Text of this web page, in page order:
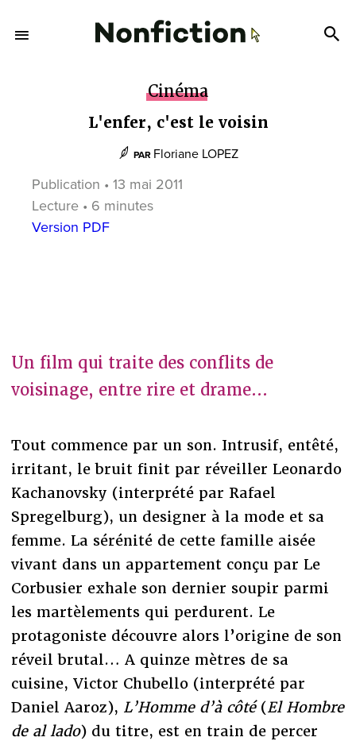
Cinéma
L'enfer, c'est le voisin
PAR Floriane LOPEZ
Publication • 13 mai 2011
Lecture • 6 minutes
Version PDF
Un film qui traite des conflits de
voisinage, entre rire et drame...
Tout commence par un son. Intrusif, entêté,
irritant, le bruit finit par réveiller Leonardo
Kachanovsky (interprété par Rafael
Spregelburg), un designer à la mode et sa
femme. La sérénité de cette famille aisée
vivant dans un appartement conçu par Le
Corbusier exhale son dernier soupir parmi
les martèlements qui perdurent. Le
protagoniste découvre alors l’origine de son
réveil brutal… A quinze mètres de sa
cuisine, Victor Chubello (interprété par
Daniel Aaroz), L’Homme d’à côté(El Hombre
de al lado) du titre, est en train de percer